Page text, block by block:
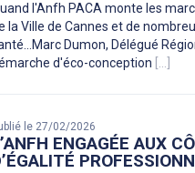
l'Anfh PACA monte les
la Ville de Cannes et de
Dumon, Délégué
d'éco-conception [...]
le 27/02/2026
ENGAGÉE AUX